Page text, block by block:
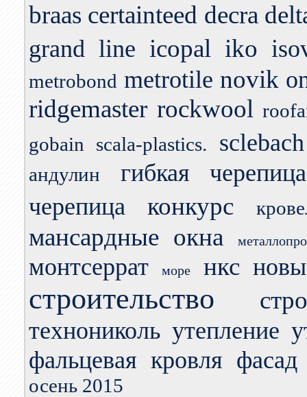
braas certainteed decra
grand line icopal iko
metrobond metrotile novik
ridgemaster rockwool
gobain
scala-plastics. sclebach
андулин
гибкая черепица
черепица
конкурс
мансардные окна
монтсеррат море нкс
строительство
технониколь утепление
фальцевая кровля фасад
осень 2015